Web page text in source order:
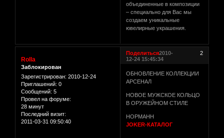
объединенные в композиции
– специально для Вас мы
создаем уникальные
ювелирные украшения.
Поделиться 2
2010-
12-24 15:45:34
Rolla
Заблокирован
Зарегистрирован: 2010-12-24
Приглашений: 0
Сообщений: 5
Провел на форуме:
28 минут
Последний визит:
2011-03-31 09:50:40
ОБНОВЛЕНИЕ КОЛЛЕКЦИИ
АРСЕНАЛ
НОВОЕ МУЖСКОЕ КОЛЬЦО
В ОРУЖЕЙНОМ СТИЛЕ
НОРМАНН
JOKER-КАТАЛОГ